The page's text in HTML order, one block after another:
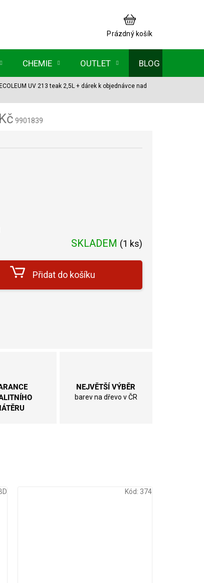
NÁKUPNÍ
KOŠÍK
Prázdný košík
CHEMIE OUTLET BLOG
UV 213 teak 2,5L+ dárek k objednávce nad
9901839
SKLADEM (1 ks)
Přidat do košíku
NEJVĚTŠÍ VÝBĚR
barev na dřevo v ČR
Kód: 374